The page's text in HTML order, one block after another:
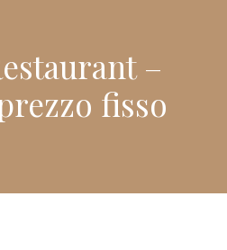
–
fisso